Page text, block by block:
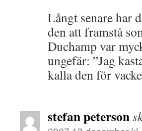
Långt senare har
den att framstå
Duchamp var
ungefär: ”Jag
kalla den för
stefan peterson